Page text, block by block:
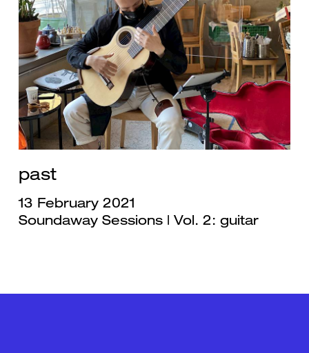
past
13 February 2021
Soundaway Sessions | Vol. 2: guitar